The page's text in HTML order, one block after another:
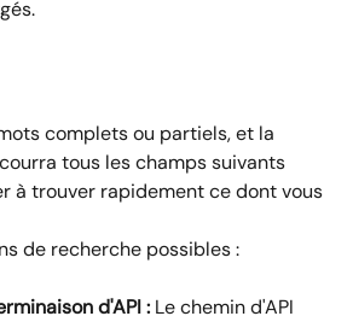
complets ou partiels, et la
tous les champs suivants
à trouver rapidement ce dont vous
de recherche possibles :
d'API : Le chemin d'API